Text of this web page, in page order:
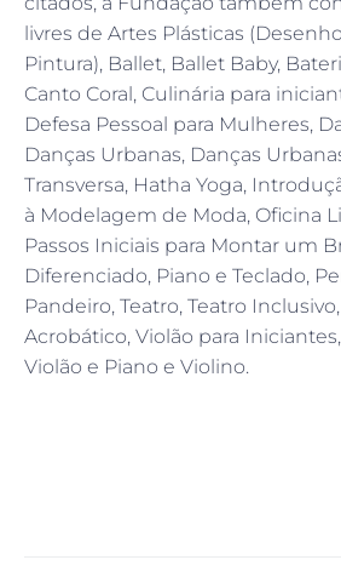
livres de Artes Plásticas
Pintura), Ballet, Ballet Baby,
Canto Coral, Culinária para
Defesa Pessoal para Mulheres,
Danças Urbanas, Danças
Transversa, Hatha Yoga,
à Modelagem de Moda, Oficina
Passos Iniciais para Montar um
Diferenciado, Piano e Teclado,
Pandeiro, Teatro, Teatro
Acrobático, Violão para
Violão e Piano e Violino.